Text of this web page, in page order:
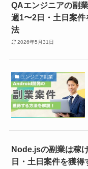
QAエンジニアの副
週1〜2日・土日案件
法
2026年5月31日
エンジニア副業
Node.jsの副業は稼
日・土日案件を獲得